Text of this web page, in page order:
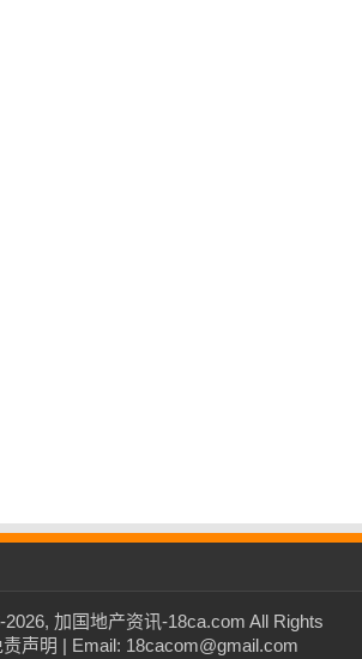
加国地产资讯-18ca.com All Rights
责声明 | Email: 18cacom@gmail.com